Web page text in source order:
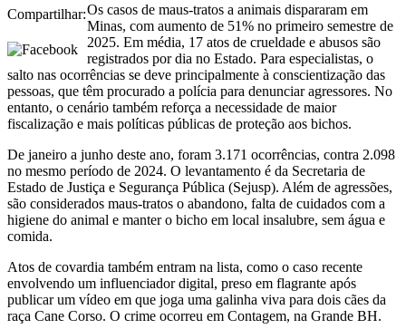
Compartilhar:Os casos de maus-tratos a animais dispararam em
Minas, com aumento de 51% no primeiro semestre de
2025. Em média, 17 atos de crueldade e abusos são
registrados por dia no Estado. Para especialistas, o
salto nas ocorrências se deve principalmente à conscientização das
pessoas, que têm procurado a polícia para denunciar agressores. No
entanto, o cenário também reforça a necessidade de maior
fiscalização e mais políticas públicas de proteção aos bichos.
De janeiro a junho deste ano, foram 3.171 ocorrências, contra 2.098
no mesmo período de 2024. O levantamento é da Secretaria de
Estado de Justiça e Segurança Pública (Sejusp). Além de agressões,
são considerados maus-tratos o abandono, falta de cuidados com a
higiene do animal e manter o bicho em local insalubre, sem água e
comida.
Atos de covardia também entram na lista, como o caso recente
envolvendo um influenciador digital, preso em flagrante após
publicar um vídeo em que joga uma galinha viva para dois cães da
raça Cane Corso. O crime ocorreu em Contagem, na Grande BH.